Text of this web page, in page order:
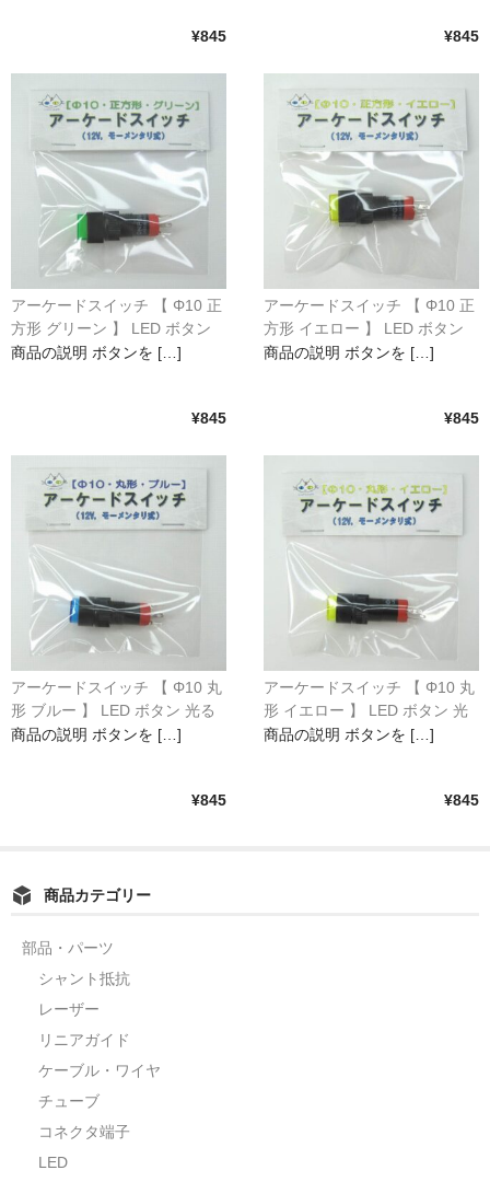
¥845 ¥845
アーケードスイッチ 【 Φ10 正
方形 グリーン 】 LED ボタン
光るスイッチ 12V モーメンタ
商品の説明 ボタンを […]
¥845
アーケードスイッチ 【 Φ10 正
方形 イエロー 】 LED ボタン
光るスイッチ 12V モーメンタ
商品の説明 ボタンを […]
¥845
アーケードスイッチ 【 Φ10 丸
形 ブルー 】 LED ボタン 光る
スイッチ 12V モーメンタリ動
商品の説明 ボタンを […]
¥845
アーケードスイッチ 【 Φ10 丸
形 イエロー 】 LED ボタン 光
るスイッチ 12V モーメンタリ
商品の説明 ボタンを […]
¥845
商品カテゴリー
部品・パーツ
シャント抵抗
レーザー
リニアガイド
ケーブル・ワイヤ
チューブ
コネクタ端子
LED